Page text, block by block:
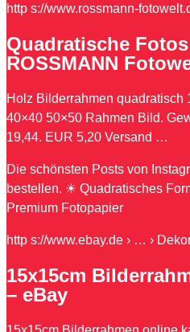
http s://www.rossmann-
Quadratische
ROSSMANN
Holz Bilderrahmen quadratisch
40×40 50×50 Rahmen Bild.
19,44. EUR 5,20 Versand …
Die schönsten Posts von
bestellen. ☀ Quadratisches
Premium Fotopapier
http s://www.ebay.de › … ›
15x15cm
– eBay